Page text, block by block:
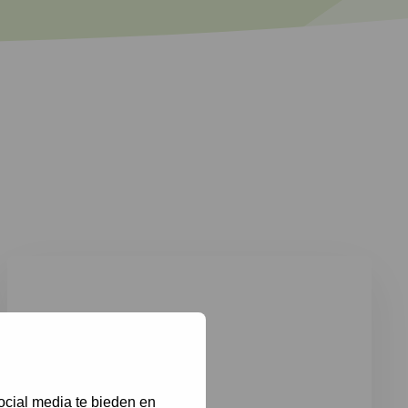
media te bieden en